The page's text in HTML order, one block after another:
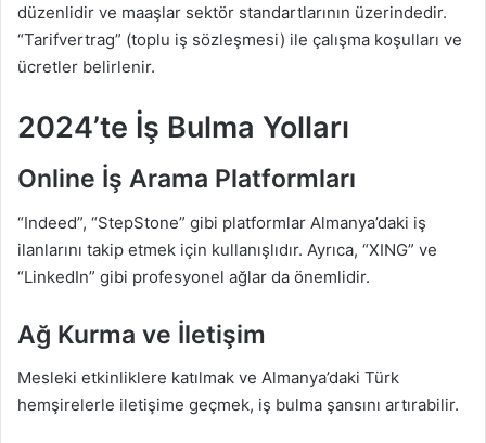
düzenlidir ve maaşlar sektör standartlarının üzerindedir.
“Tarifvertrag” (toplu iş sözleşmesi) ile çalışma koşulları ve
ücretler belirlenir.
2024’te İş Bulma Yolları
Online İş Arama Platformları
“Indeed”, “StepStone” gibi platformlar Almanya’daki iş
ilanlarını takip etmek için kullanışlıdır. Ayrıca, “XING” ve
“LinkedIn” gibi profesyonel ağlar da önemlidir.
Ağ Kurma ve İletişim
Mesleki etkinliklere katılmak ve Almanya’daki Türk
hemşirelerle iletişime geçmek, iş bulma şansını artırabilir.